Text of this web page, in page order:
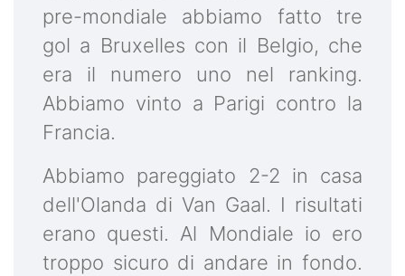
pre-mondiale abbiamo fatto tre
gol a Bruxelles con il Belgio, che
era il numero uno nel ranking.
Abbiamo vinto a Parigi contro la
Francia.
Abbiamo pareggiato 2-2 in casa
dell'Olanda di Van Gaal. I risultati
erano questi. Al Mondiale io ero
troppo sicuro di andare in fondo.